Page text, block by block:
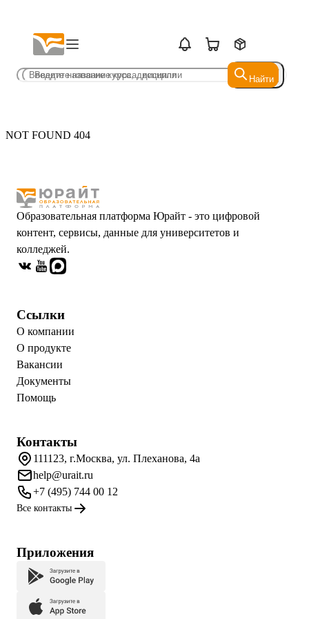
Найти
Найти
NOT FOUND 404
Образовательная платформа Юрайт - это цифровой
контент, сервисы, данные для университетов и
колледжей.
Ссылки
О компании
О продукте
Вакансии
Документы
Помощь
Контакты
111123, г.Москва, ул. Плеханова, 4а
help@urait.ru
+7 (495) 744 00 12
Все контакты
Приложения